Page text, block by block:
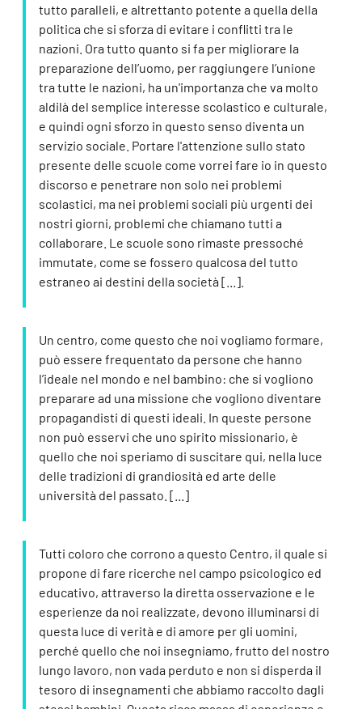
tutto paralleli, e altrettanto potente a quella della
politica che si sforza di evitare i conflitti tra le
nazioni. Ora tutto quanto si fa per migliorare la
preparazione dell’uomo, per raggiungere l’unione
tra tutte le nazioni, ha un'importanza che va molto
aldilà del semplice interesse scolastico e culturale,
e quindi ogni sforzo in questo senso diventa un
servizio sociale. Portare l'attenzione sullo stato
presente delle scuole come vorrei fare io in questo
discorso e penetrare non solo nei problemi
scolastici, ma nei problemi sociali più urgenti dei
nostri giorni, problemi che chiamano tutti a
collaborare. Le scuole sono rimaste pressoché
immutate, come se fossero qualcosa del tutto
estraneo ai destini della società [...].
Un centro, come questo che noi vogliamo formare,
può essere frequentato da persone che hanno
l’ideale nel mondo e nel bambino: che si vogliono
preparare ad una missione che vogliono diventare
propagandisti di questi ideali. In queste persone
non può esservi che uno spirito missionario, è
quello che noi speriamo di suscitare qui, nella luce
delle tradizioni di grandiosità ed arte delle
università del passato. [...]
Tutti coloro che corrono a questo Centro, il quale si
propone di fare ricerche nel campo psicologico ed
educativo, attraverso la diretta osservazione e le
esperienze da noi realizzate, devono illuminarsi di
questa luce di verità e di amore per gli uomini,
perché quello che noi insegniamo, frutto del nostro
lungo lavoro, non vada perduto e non si disperda il
tesoro di insegnamenti che abbiamo raccolto dagli